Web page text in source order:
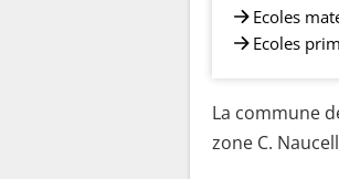
Ecoles
Ecoles
La commune
zone C.